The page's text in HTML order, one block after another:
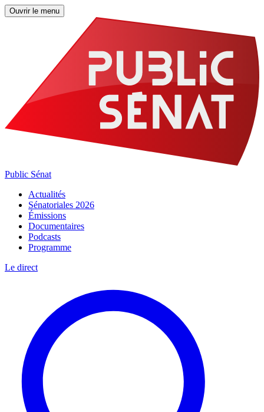
Ouvrir le menu
Public Sénat
Actualités
Sénatoriales 2026
Émissions
Documentaires
Podcasts
Programme
Le direct